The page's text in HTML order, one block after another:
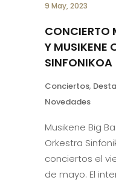
9 May, 2023
CONCIERTO
Y MUSIKENE
SINFONIKOA
Conciertos,
Novedades
Musikene Big
Orkestra
conciertos el
de mayo. El